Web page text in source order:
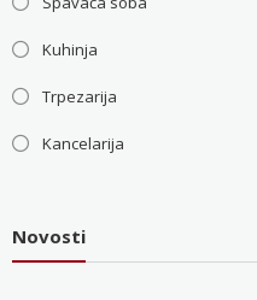
Kuhinja
Trpezarija
Kancelarija
Novosti